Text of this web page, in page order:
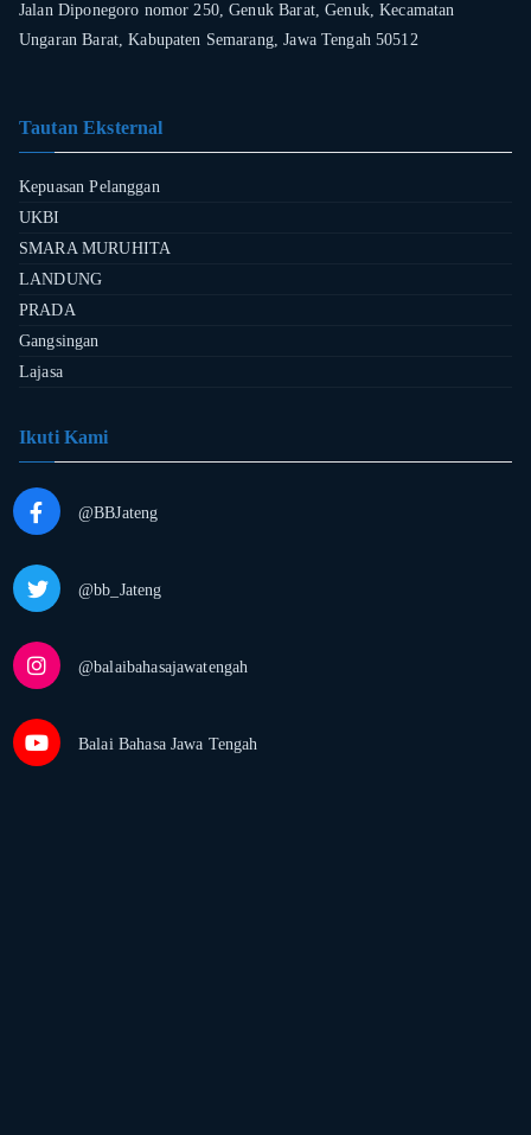
Jalan Diponegoro nomor 250, Genuk Barat, Genuk, Kecamatan
Ungaran Barat, Kabupaten Semarang, Jawa Tengah 50512
Tautan Eksternal
Kepuasan Pelanggan
UKBI
SMARA MURUHITA
LANDUNG
PRADA
Gangsingan
Lajasa
Ikuti Kami
@BBJateng
@bb_Jateng
@balaibahasajawatengah
Balai Bahasa Jawa Tengah